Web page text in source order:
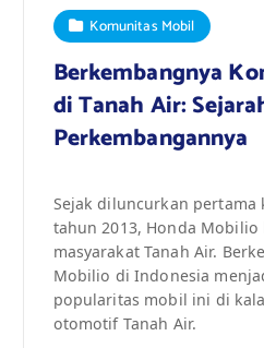
Komunitas Mobil
Berkembangnya
di Tanah Air:
Perkembangannya
Sejak diluncurkan
tahun 2013, Honda
masyarakat Tanah Air.
Mobilio di Indonesia
popularitas mobil ini di
otomotif Tanah Air.